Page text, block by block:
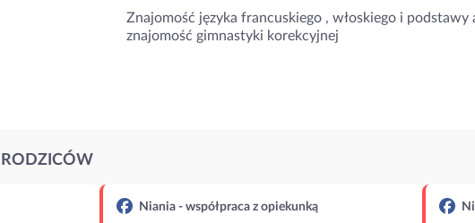
Znajomość języka francuskiego , włoskiego i podstawy
znajomość gimnastyki korekcyjnej
RODZICÓW
Niania - współpraca z opiekunką